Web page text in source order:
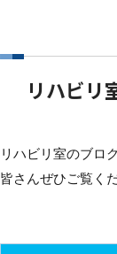
リハビリ
リハビリ室のブロ
皆さんぜひご覧く